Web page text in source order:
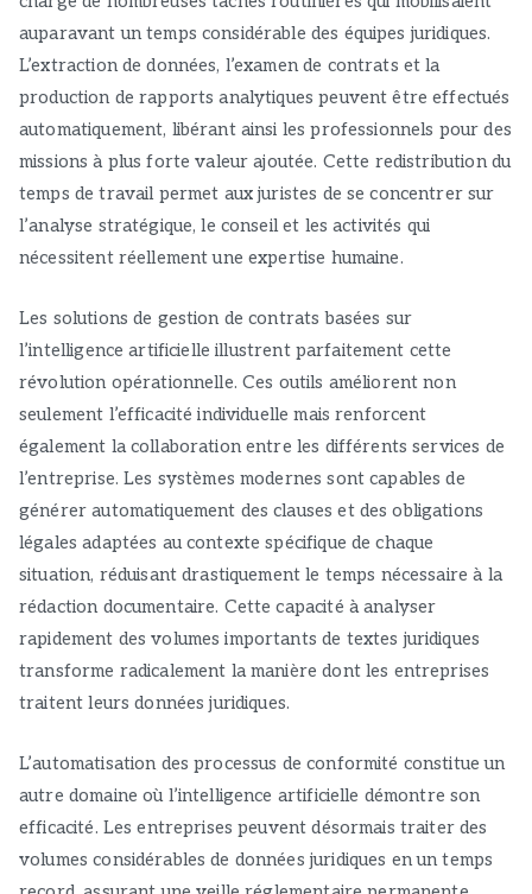
auparavant un temps considérable des équipes juridiques.
L’extraction de données, l’examen de contrats et la
production de rapports analytiques peuvent être effectués
automatiquement, libérant ainsi les professionnels pour des
missions à plus forte valeur ajoutée. Cette redistribution du
temps de travail permet aux juristes de se concentrer sur
l’analyse stratégique, le conseil et les activités qui
nécessitent réellement une expertise humaine.
Les solutions de gestion de contrats basées sur
l’intelligence artificielle illustrent parfaitement cette
révolution opérationnelle. Ces outils améliorent non
seulement l’efficacité individuelle mais renforcent
également la collaboration entre les différents services de
l’entreprise. Les systèmes modernes sont capables de
générer automatiquement des clauses et des obligations
légales adaptées au contexte spécifique de chaque
situation, réduisant drastiquement le temps nécessaire à la
rédaction documentaire. Cette capacité à analyser
rapidement des volumes importants de textes juridiques
transforme radicalement la manière dont les entreprises
traitent leurs données juridiques.
L’automatisation des processus de conformité constitue un
autre domaine où l’intelligence artificielle démontre son
efficacité. Les entreprises peuvent désormais traiter des
volumes considérables de données juridiques en un temps